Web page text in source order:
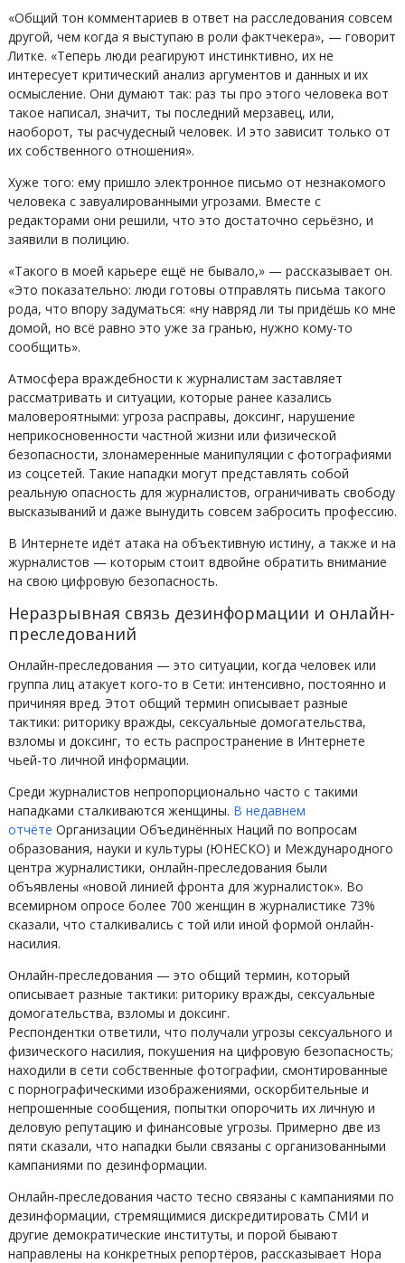
«Общий тон комментариев в ответ на расследования совсем
другой, чем когда я выступаю в роли фактчекера», — говорит
Литке. «Теперь люди реагируют инстинктивно, их не
интересует критический анализ аргументов и данных и их
осмысление. Они думают так: раз ты про этого человека вот
такое написал, значит, ты последний мерзавец, или,
наоборот, ты расчудесный человек. И это зависит только от
их собственного отношения».
Хуже того: ему пришло электронное письмо от незнакомого
человека с завуалированными угрозами. Вместе с
редакторами они решили, что это достаточно серьёзно, и
заявили в полицию.
«Такого в моей карьере ещё не бывало,» — рассказывает он.
«Это показательно: люди готовы отправлять письма такого
рода, что впору задуматься: «ну навряд ли ты придёшь ко мне
домой, но всё равно это уже за гранью, нужно кому-то
сообщить».
Атмосфера враждебности к журналистам заставляет
рассматривать и ситуации, которые ранее казались
маловероятными: угроза расправы, доксинг, нарушение
неприкосновенности частной жизни или физической
безопасности, злонамеренные манипуляции с фотографиями
из соцсетей. Такие нападки могут представлять собой
реальную опасность для журналистов, ограничивать свободу
высказываний и даже вынудить совсем забросить профессию.
В Интернете идёт атака на объективную истину, а также и на
журналистов — которым стоит вдвойне обратить внимание
на свою цифровую безопасность.
Неразрывная связь дезинформации и онлайн-
преследований
Онлайн-преследования — это ситуации, когда человек или
группа лиц атакует кого-то в Сети: интенсивно, постоянно и
причиняя вред. Этот общий термин описывает разные
тактики: риторику вражды, сексуальные домогательства,
взломы и доксинг, то есть распространение в Интернете
чьей-то личной информации.
Среди журналистов непропорционально часто с такими
нападками сталкиваются женщины. В недавнем
отчёте Организации Объединённых Наций по вопросам
образования, науки и культуры (ЮНЕСКО) и Международного
центра журналистики, онлайн-преследования были
объявлены «новой линией фронта для журналисток». Во
всемирном опросе более 700 женщин в журналистике 73%
сказали, что сталкивались с той или иной формой онлайн-
насилия.
Онлайн-преследования — это общий термин, который
описывает разные тактики: риторику вражды, сексуальные
домогательства, взломы и доксинг.
Респондентки ответили, что получали угрозы сексуального и
физического насилия, покушения на цифровую безопасность;
находили в сети собственные фотографии, смонтированные
с порнографическими изображениями, оскорбительные и
непрошенные сообщения, попытки опорочить их личную и
деловую репутацию и финансовые угрозы. Примерно две из
пяти сказали, что нападки были связаны с организованными
кампаниями по дезинформации.
Онлайн-преследования часто тесно связаны с кампаниями по
дезинформации, стремящимися дискредитировать СМИ и
другие демократические институты, и порой бывают
направлены на конкретных репортёров, рассказывает Нора